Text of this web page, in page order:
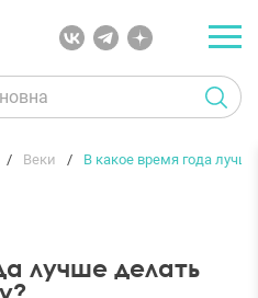
Веки В какое время года
лучше делать